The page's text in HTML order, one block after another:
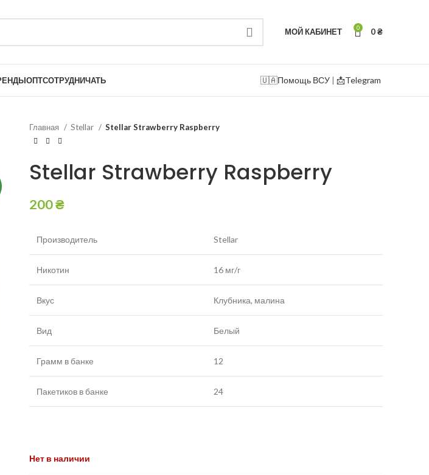
МОЙ КАБИНЕТ 0 0₴
ОПТСОТРУДНИЧАТЬ 🇺🇦Помощь ВСУ | 📩Telegram
Главная Stellar Stellar Strawberry Raspberry
Stellar Strawberry Raspberry
200₴
Производитель Stellar
Никотин 16 мг/г
Вкус Клубника, малина
Вид Белый
Грамм в банке 12
Пакетиков в банке 24
Нет в наличии